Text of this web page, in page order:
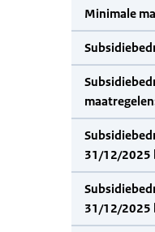
Minimale
31/12/2025
31/12/2025